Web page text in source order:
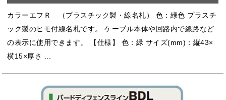
カラーエフＲ （プラスチック製・線名札） 色：緑色 プラスチ
ック製のヒモ付線名札です。 ケーブル本体や回路内で線路など
の表示に使用できます。 【仕様】 色：緑 サイズ(mm)：縦43×
横15×厚さ ...